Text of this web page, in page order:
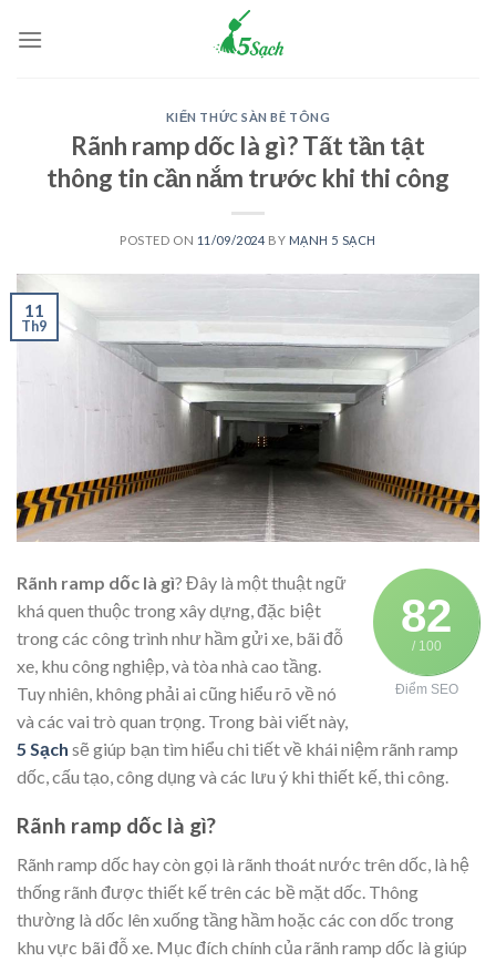
KIẾN THỨC SÀN BÊ TÔNG
Rãnh ramp dốc là gì? Tất tần tật
thông tin cần nắm trước khi thi công
POSTED ON 11/09/2024 BY MẠNH 5 SẠCH
11
Th9
82
/ 100
Điểm SEO
Rãnh ramp dốc là gì? Đây là một thuật ngữ
khá quen thuộc trong xây dựng, đặc biệt
trong các công trình như hầm gửi xe, bãi đỗ
xe, khu công nghiệp, và tòa nhà cao tầng.
Tuy nhiên, không phải ai cũng hiểu rõ về nó
và các vai trò quan trọng. Trong bài viết này,
5 Sạch sẽ giúp bạn tìm hiểu chi tiết về khái niệm rãnh ramp
dốc, cấu tạo, công dụng và các lưu ý khi thiết kế, thi công.
Rãnh ramp dốc là gì?
Rãnh ramp dốc hay còn gọi là rãnh thoát nước trên dốc, là hệ
thống rãnh được thiết kế trên các bề mặt dốc. Thông
thường là dốc lên xuống tầng hầm hoặc các con dốc trong
khu vực bãi đỗ xe. Mục đích chính của rãnh ramp dốc là giúp